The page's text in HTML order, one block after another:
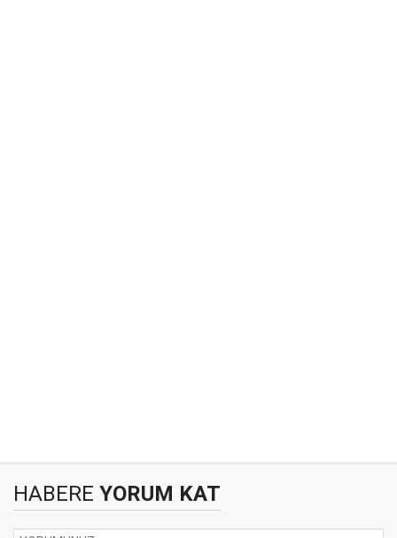
HABERE YORUM KAT